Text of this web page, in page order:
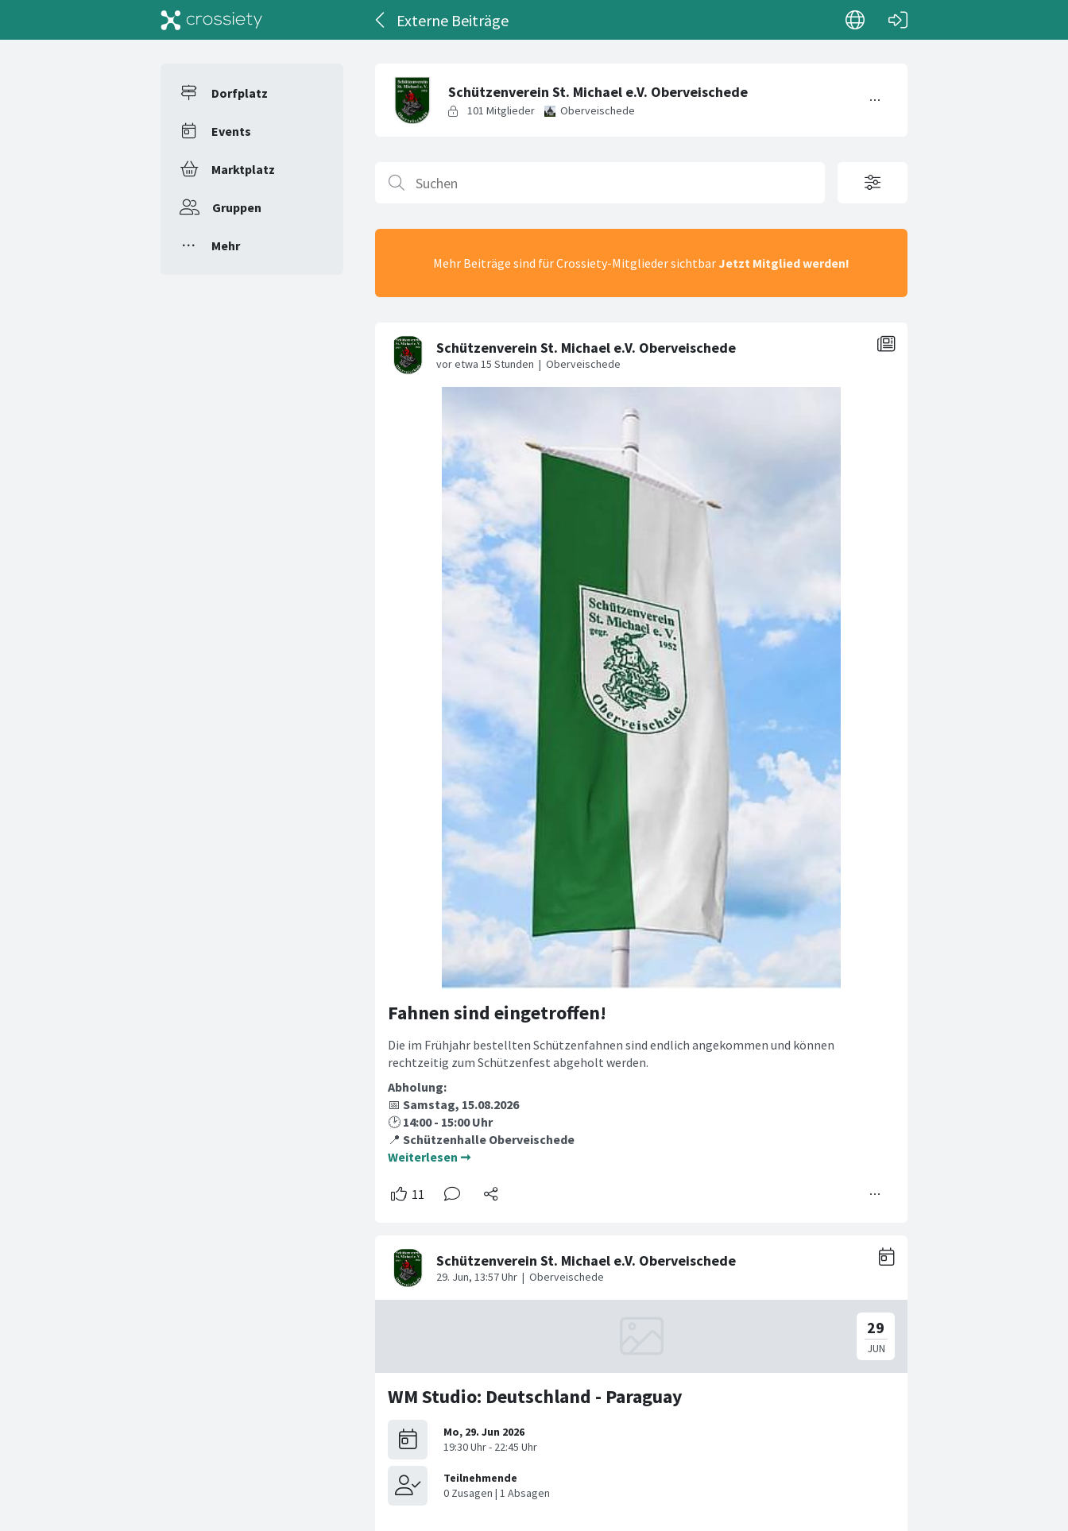
Externe Beiträge
Dorfplatz
Events
Marktplatz
Gruppen
Mehr
Mehr Beiträge sind für Crossiety-Mitglieder sichtbar Jetzt Mitglied werden!
Fahnen sind eingetroffen!
Die im Frühjahr bestellten Schützenfahnen sind endlich angekommen und können
rechtzeitig zum Schützenfest abgeholt werden.
Abholung:
📅 Samstag, 15.08.2026
🕑 14:00 - 15:00 Uhr
📍 Schützenhalle Oberveischede
Weiterlesen ➞
WM Studio: Deutschland - Paraguay